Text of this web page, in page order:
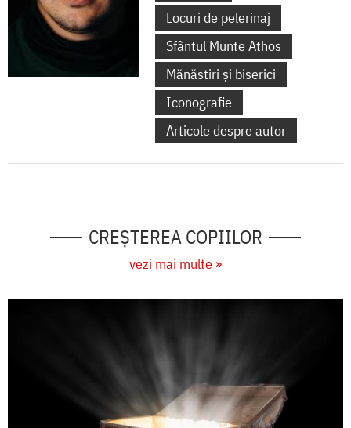
Locuri de pelerinaj
Sfântul Munte Athos
Mănăstiri și biserici
Iconografie
Articole despre autor
CREŞTEREA COPIILOR
vezi mai multe »